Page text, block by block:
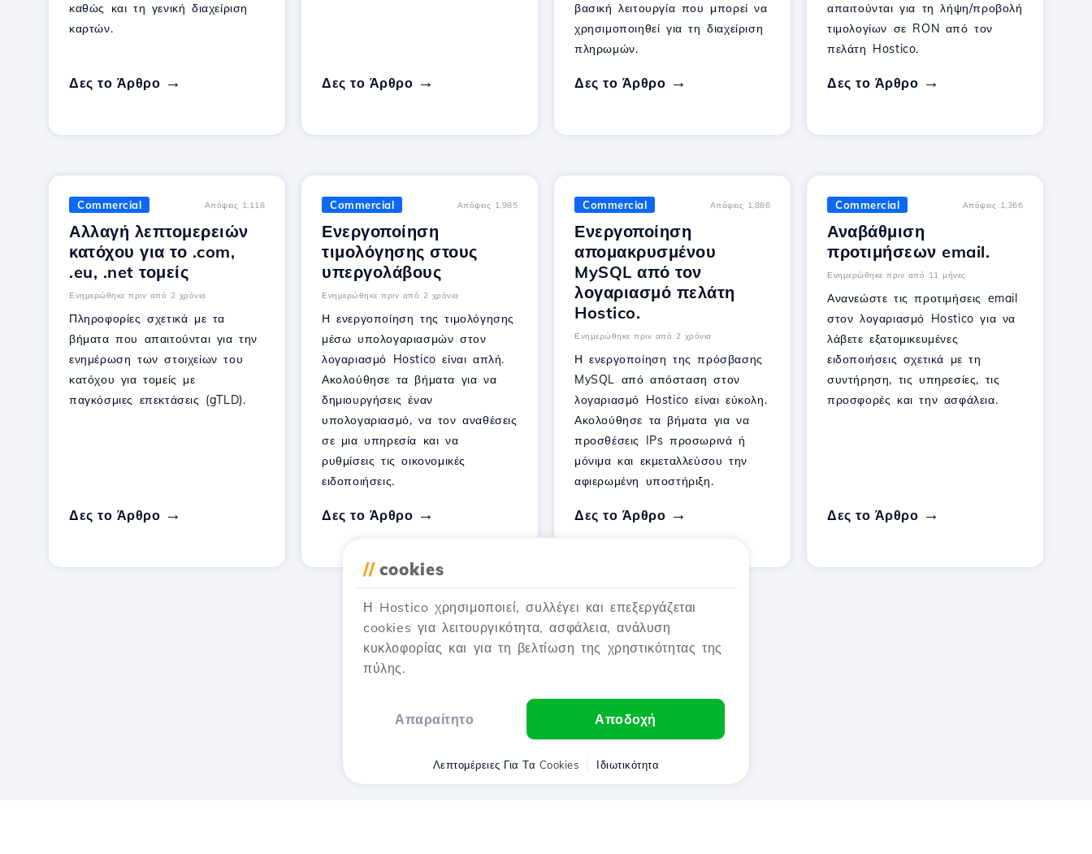
καθώς και τη γενική διαχείριση
καρτών.
Δες το Άρθρο Δες το Άρθρο
βασική λειτουργία που μπορεί να
χρησιμοποιηθεί για τη διαχείριση
πληρωμών.
Δες το Άρθρο
απαιτούνται για τη λήψη/προβολή
τιμολογίων σε RON από τον
πελάτη Hostico.
Δες το Άρθρο
Commercial Απόψεις 1,118
Αλλαγή λεπτομερειών
κατόχου για το .com,
.eu, .net τομείς
Ενημερώθηκε πριν από 2 χρόνια
Πληροφορίες σχετικά με τα
βήματα που απαιτούνται για την
ενημέρωση των στοιχείων του
κατόχου για τομείς με
παγκόσμιες επεκτάσεις (gTLD).
Δες το Άρθρο
Commercial Απόψεις 1,985
Ενεργοποίηση
τιμολόγησης στους
υπεργολάβους
Ενημερώθηκε πριν από 2 χρόνια
Η ενεργοποίηση της τιμολόγησης
μέσω υπολογαριασμών στον
λογαριασμό Hostico είναι απλή.
Ακολούθησε τα βήματα για να
δημιουργήσεις έναν
υπολογαριασμό, να τον αναθέσεις
σε μια υπηρεσία και να
ρυθμίσεις τις οικονομικές
ειδοποιήσεις.
Δες το Άρθρο
Commercial Απόψεις 1,886
Ενεργοποίηση
απομακρυσμένου
MySQL από τον
λογαριασμό πελάτη
Hostico.
Ενημερώθηκε πριν από 2 χρόνια
Η ενεργοποίηση της πρόσβασης
MySQL από απόσταση στον
λογαριασμό Hostico είναι εύκολη.
Ακολούθησε τα βήματα για να
προσθέσεις IPs προσωρινά ή
μόνιμα και εκμεταλλεύσου την
αφιερωμένη υποστήριξη.
Δες το Άρθρο
Commercial Απόψεις 1,366
Αναβάθμιση
προτιμήσεων email.
Ενημερώθηκε πριν από 11 μήνες
Ανανεώστε τις προτιμήσεις email
στον λογαριασμό Hostico για να
λάβετε εξατομικευμένες
ειδοποιήσεις σχετικά με τη
συντήρηση, τις υπηρεσίες, τις
προσφορές και την ασφάλεια.
Δες το Άρθρο
1 2 3 4 Next →
// cookies
Η Hostico χρησιμοποιεί, συλλέγει και επεξεργάζεται
cookies για λειτουργικότητα, ασφάλεια, ανάλυση
κυκλοφορίας και για τη βελτίωση της χρηστικότητας της
πύλης.
Απαραίτητο Αποδοχή
Λεπτομέρειες Για Τα Cookies Ιδιωτικότητα